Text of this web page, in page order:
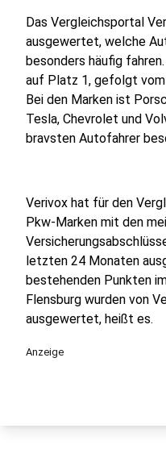
Das Vergleichsportal
ausgewertet, welche
besonders häufig
auf Platz 1, gefolgt vom
Bei den Marken ist
Tesla, Chevrolet und
bravsten Autofahrer
Verivox hat für den
Pkw-Marken mit den
letzten 24 Monaten
bestehenden Punkten
Flensburg wurden von
ausgewertet, heißt es.
Anzeige